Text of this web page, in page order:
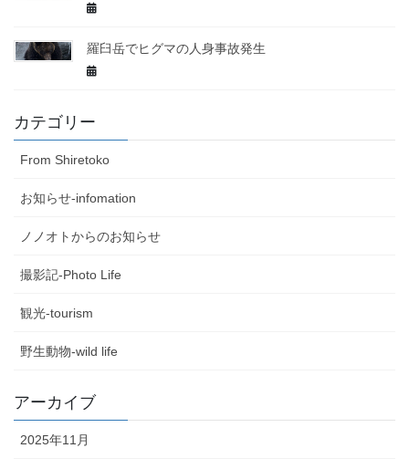
羅臼岳でヒグマの人身事故発生
カテゴリー
From Shiretoko
お知らせ-infomation
ノノオトからのお知らせ
撮影記-Photo Life
観光-tourism
野生動物-wild life
アーカイブ
2025年11月